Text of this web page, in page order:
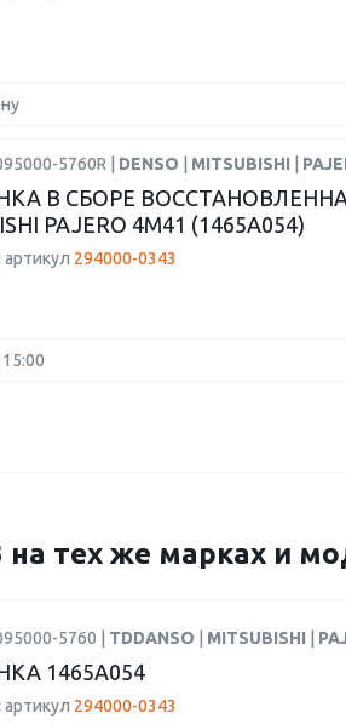
5760R | DENSO MITSUBISHI
В СБОРЕ
PAJERO 4M41 (1465A054)
294000-0343
на тех же марках и
5760 | TDDANSO MITSUBISHI
1465A054
294000-0343